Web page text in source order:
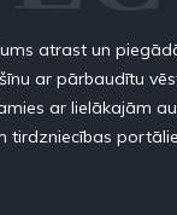
atrast un
ar pārbaudītu
ar lielākajām
tirdzniecības